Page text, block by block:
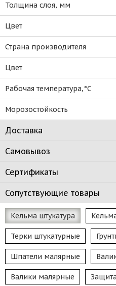
Толщина слоя, мм
Цвет
Страна производителя
Цвет
Рабочая температура,°C
Морозостойкость
Доставка
Самовывоз
Сертификаты
Сопутствующие товары
Кельма штукатура
Терки штукатурные
Шпатели малярные
Валики малярные